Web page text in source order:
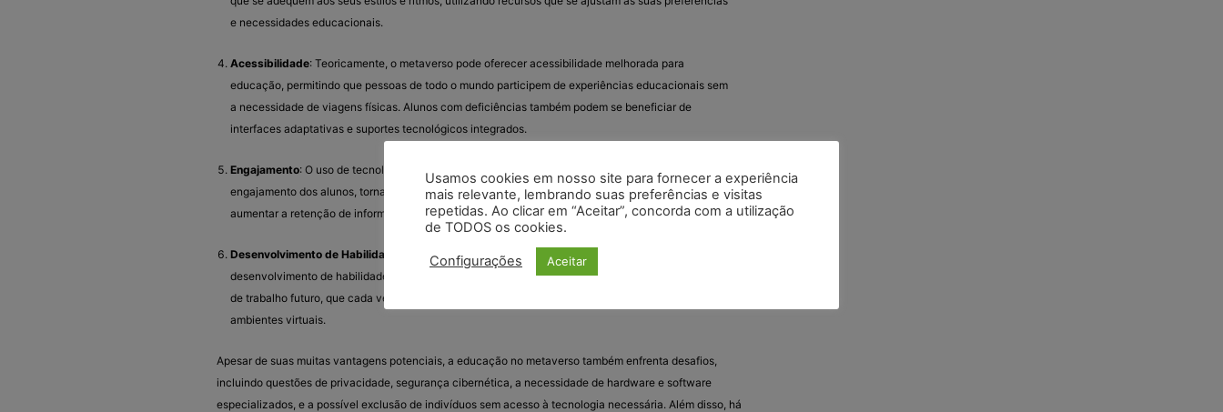
e necessidades educacionais.
Acessibilidade: Teoricamente, o metaverso pode oferecer acessibilidade melhorada para
educação, permitindo que pessoas de todo o mundo participem de experiências educacionais sem
a necessidade de viagens físicas. Alunos com deficiências também podem se beneficiar de
interfaces adaptativas e suportes tecnológicos integrados.
Engajamento: O uso de tecnologias de realidade virtual e aumentada pode aumentar o
engajamento dos alunos, tornando o aprendizado mais atrativo e menos teórico. Isso pode ajudar a
aumentar a retenção de informações e a motivação para aprender.
Desenvolvimento de Habilidades do Século XXI
: A educação no metaverso facilita o
desenvolvimento de habilidades digitais e de colaboração, preparando os alunos para o mercado
de trabalho futuro, que cada vez mais valoriza a capacidade de trabalhar eficazmente em
ambientes virtuais.
Apesar de suas muitas vantagens potenciais, a educação no metaverso também enfrenta desafios,
incluindo questões de privacidade, segurança cibernética, a necessidade de hardware e software
especializados, e a possível exclusão de indivíduos sem acesso à tecnologia necessária. Além disso, há
Usamos cookies em nosso site para fornecer a experiência
mais relevante, lembrando suas preferências e visitas
repetidas. Ao clicar em “Aceitar”, concorda com a utilização
de TODOS os cookies.
Configurações Aceitar